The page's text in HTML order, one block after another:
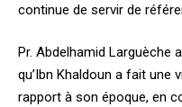
continue de servir de
Pr. Abdelhamid Larguèche
qu’Ibn Khaldoun a fait une
rapport à son époque, en